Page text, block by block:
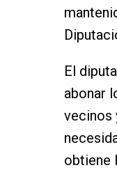
El
abonar
vecinos
obtiene